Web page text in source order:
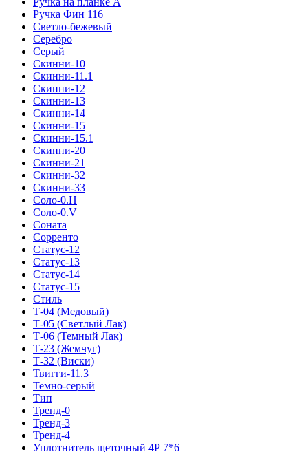
Ручка Фин 116
Светло-бежевый
Серебро
Серый
Скинни-10
Скинни-11.1
Скинни-12
Скинни-13
Скинни-14
Скинни-15
Скинни-15.1
Скинни-20
Скинни-21
Скинни-32
Скинни-33
Соло-0.H
Соло-0.V
Соната
Сорренто
Статус-12
Статус-13
Статус-14
Статус-15
Стиль
Т-04 (Медовый)
Т-05 (Светлый Лак)
Т-06 (Темный Лак)
Т-23 (Жемчуг)
Т-32 (Виски)
Твигги-11.3
Темно-серый
Тип
Тренд-0
Тренд-3
Тренд-4
Уплотнитель щеточный 4Р 7*6